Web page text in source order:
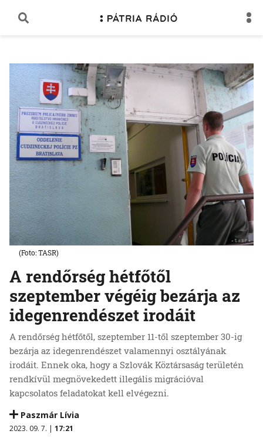
A rendőrség hétfőtől
szeptember végéig bezárja az
idegenrendészet irodáit
A rendőrség hétfőtől, szeptember 11-től szeptember 30-ig
bezárja az idegenrendészet valamennyi osztályának
irodáit. Ennek oka, hogy a Szlovák Köztársaság területén
rendkívül megnövekedett illegális migrációval
kapcsolatos feladatokat kell elvégezni.
Paszmár Lívia
2023. 09. 7. | 17:21
(Foto: TASR)